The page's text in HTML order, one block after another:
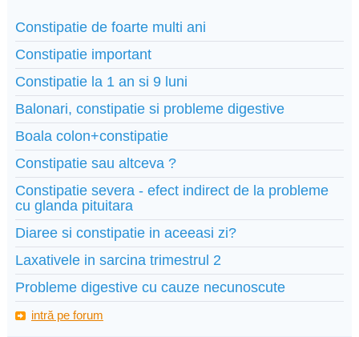
Constipatie de foarte multi ani
Constipatie important
Constipatie la 1 an si 9 luni
Balonari, constipatie si probleme digestive
Boala colon+constipatie
Constipatie sau altceva ?
Constipatie severa - efect indirect de la probleme
cu glanda pituitara
Diaree si constipatie in aceeasi zi?
Laxativele in sarcina trimestrul 2
Probleme digestive cu cauze necunoscute
intră pe forum